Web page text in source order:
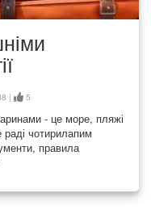
| 5
- це море, пляжі
чотирилапим
правила